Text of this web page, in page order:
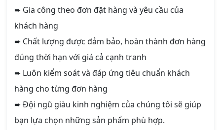
➨ Gia công theo đơn đặt hàng và yêu cầu của
khách hàng
➨ Chất lượng được đảm bảo, hoàn thành đơn hàng
đúng thời hạn với giá cả cạnh tranh
➨ Luôn kiểm soát và đáp ứng tiêu chuẩn khách
hàng cho từng đơn hàng
➨ Đội ngũ giàu kinh nghiệm của chúng tôi sẽ giúp
bạn lựa chọn những sản phẩm phù hợp.